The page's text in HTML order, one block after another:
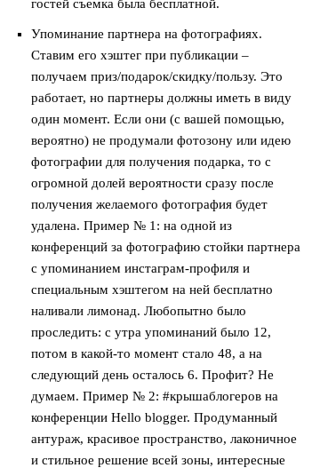
гостей съемка была бесплатной.
Упоминание партнера на фотографиях.
Ставим его хэштег при публикации –
получаем приз/подарок/скидку/пользу. Это
работает, но партнеры должны иметь в виду
один момент. Если они (с вашей помощью,
вероятно) не продумали фотозону или идею
фотографии для получения подарка, то с
огромной долей вероятности сразу после
получения желаемого фотография будет
удалена. Пример № 1: на одной из
конференций за фотографию стойки партнера
с упоминанием инстаграм-профиля и
специальным хэштегом на ней бесплатно
наливали лимонад. Любопытно было
проследить: с утра упоминаний было 12,
потом в какой-то момент стало 48, а на
следующий день осталось 6. Профит? Не
думаем. Пример № 2: #крышаблогеров на
конференции Hello blogger. Продуманный
антураж, красивое пространство, лаконичное
и стильное решение всей зоны, интересные